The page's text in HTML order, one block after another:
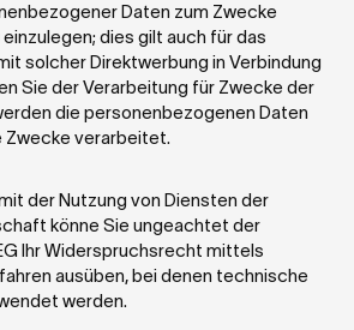
Daten zum Zwecke
dies gilt auch für das
solcher Direktwerbung in Verbindung
Sie der Verarbeitung für Zwecke der
die personenbezogenen Daten
Zwecke verarbeitet.
der Nutzung von Diensten der
könne Sie ungeachtet der
Ihr Widerspruchsrecht mittels
ausüben, bei denen technische
werden.